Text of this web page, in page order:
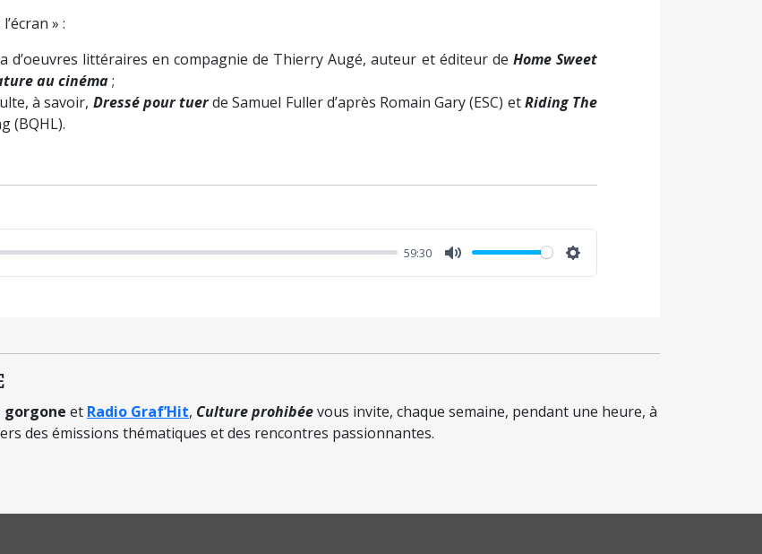
» :
d’oeuvres littéraires en compagnie de Thierry Augé, auteur et éditeur de Home Sweet
au cinéma;
à savoir, Dressé pour tuerde Samuel Fuller d’après Romain Gary (ESC) etRiding The
(BQHL).
59:30
Mute Settings
gorgone et Radio Graf’Hit, Culture prohibéevous invite, chaque semaine, pendant une heure, à
des émissions thématiques et des rencontres passionnantes.